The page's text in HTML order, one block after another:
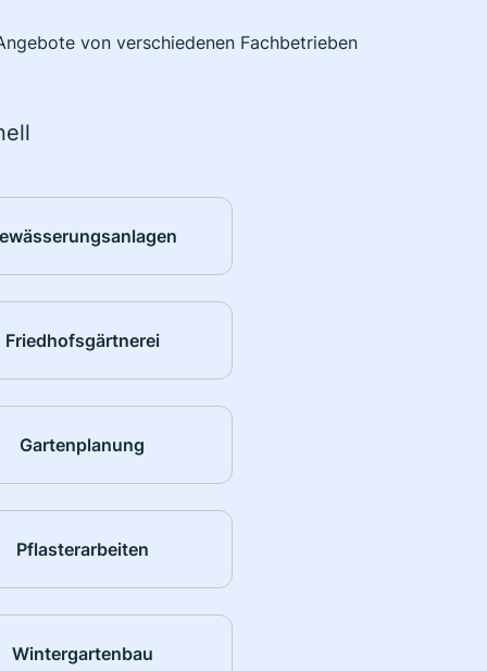
von verschiedenen Fachbetrieben
Friedhofsgärtnerei
Gartenplanung
Pflasterarbeiten
Wintergartenbau